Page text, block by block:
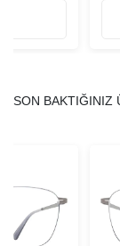
SON BAKTIĞINIZ